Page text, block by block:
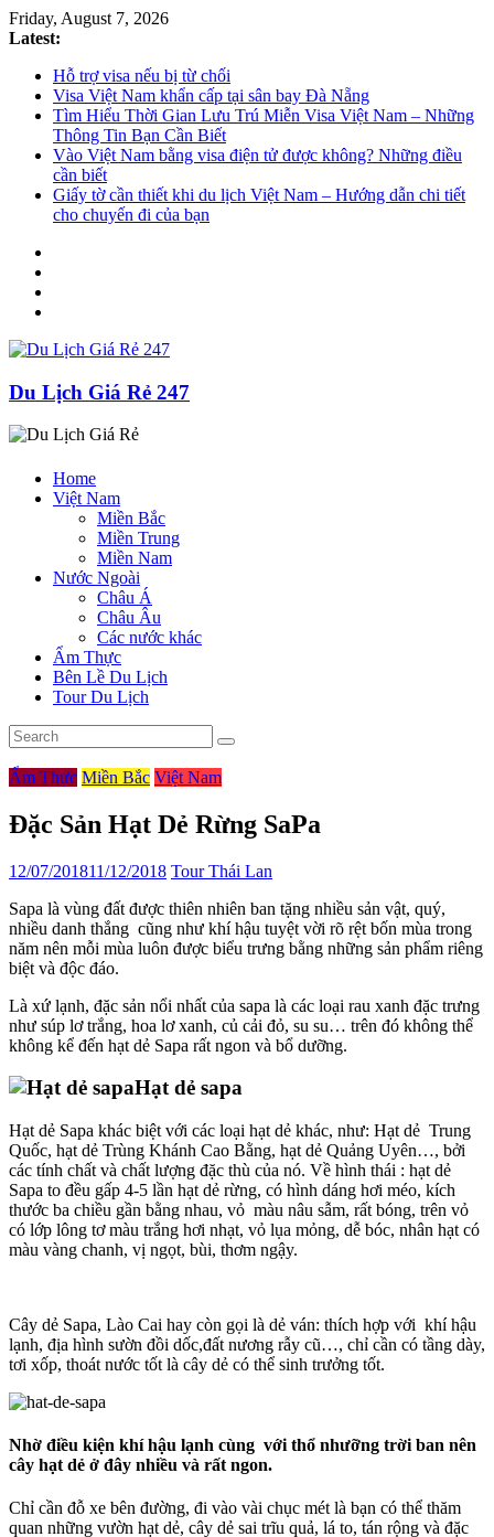
Friday, August 7, 2026
Latest:
Hỗ trợ visa nếu bị từ chối
Visa Việt Nam khẩn cấp tại sân bay Đà Nẵng
Tìm Hiểu Thời Gian Lưu Trú Miễn Visa Việt Nam – Những
Thông Tin Bạn Cần Biết
Vào Việt Nam bằng visa điện tử được không? Những điều
cần biết
Giấy tờ cần thiết khi du lịch Việt Nam – Hướng dẫn chi tiết
cho chuyến đi của bạn
Du Lịch Giá Rẻ 247
Home
Việt Nam
Miền Bắc
Miền Trung
Miền Nam
Nước Ngoài
Châu Á
Châu Âu
Các nước khác
Ẩm Thực
Bên Lề Du Lịch
Tour Du Lịch
Ẩm Thực Miền Bắc Việt Nam
Đặc Sản Hạt Dẻ Rừng SaPa
12/07/201811/12/2018 Tour Thái Lan
Sapa là vùng đất được thiên nhiên ban tặng nhiều sản vật, quý,
nhiều danh thắng cũng như khí hậu tuyệt vời rõ rệt bốn mùa trong
năm nên mỗi mùa luôn được biểu trưng bằng những sản phẩm riêng
biệt và độc đáo.
Là xứ lạnh, đặc sản nổi nhất của sapa là các loại rau xanh đặc trưng
như súp lơ trắng, hoa lơ xanh, củ cải đỏ, su su… trên đó không thể
không kể đến hạt dẻ Sapa rất ngon và bổ dưỡng.
Hạt dẻ sapa
Hạt dẻ Sapa khác biệt với các loại hạt dẻ khác, như: Hạt dẻ Trung
Quốc, hạt dẻ Trùng Khánh Cao Bằng, hạt dẻ Quảng Uyên…, bởi
các tính chất và chất lượng đặc thù của nó. Về hình thái : hạt dẻ
Sapa to đều gấp 4-5 lần hạt dẻ rừng, có hình dáng hơi méo, kích
thước ba chiều gần bằng nhau, vỏ màu nâu sẫm, rất bóng, trên vỏ
có lớp lông tơ màu trắng hơi nhạt, vỏ lụa mỏng, dễ bóc, nhân hạt có
màu vàng chanh, vị ngọt, bùi, thơm ngậy.
Cây dẻ Sapa, Lào Cai hay còn gọi là dẻ ván: thích hợp với khí hậu
lạnh, địa hình sư­ờn đồi dốc,đất nư­ơng rẫy cũ…, chỉ cần có tầng dày,
tơi xốp, thoát nư­ớc tốt là cây dẻ có thể sinh trưởng tốt.
Nhờ điều kiện khí hậu lạnh cùng với thổ nhưỡng trời ban nên
cây hạt dẻ ở đây nhiều và rất ngon.
Chỉ cần đỗ xe bên đường, đi vào vài chục mét là bạn có thể thăm
quan những vườn hạt dẻ, cây dẻ sai trĩu quả, lá to, tán rộng và đặc